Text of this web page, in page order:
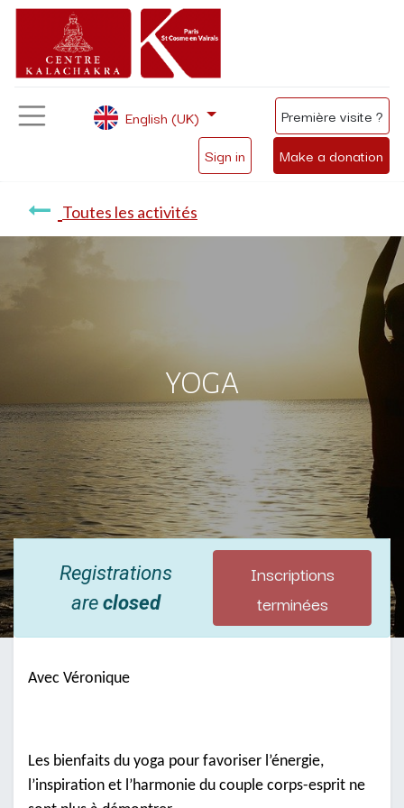
Sign in Make a donation
English (UK) Première visite ?
Toutes les activités
YOGA
Registrations
areclosed
Inscriptions
terminées
Avec Véronique
Les bienfaits du yoga pour favoriser l’énergie,
l’inspiration et l’harmonie du couple corps-esprit ne